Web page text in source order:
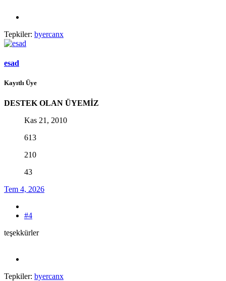
Tepkiler: byercanx
esad
Kayıtlı Üye
DESTEK OLAN ÜYEMİZ
Kas 21, 2010
613
210
43
Tem 4, 2026
#4
teşekkürler
Tepkiler: byercanx